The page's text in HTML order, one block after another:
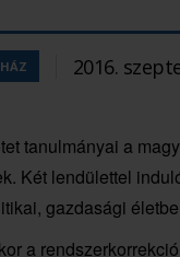
2016.
tanulmányai a
Két lendülettel
gazdasági
a